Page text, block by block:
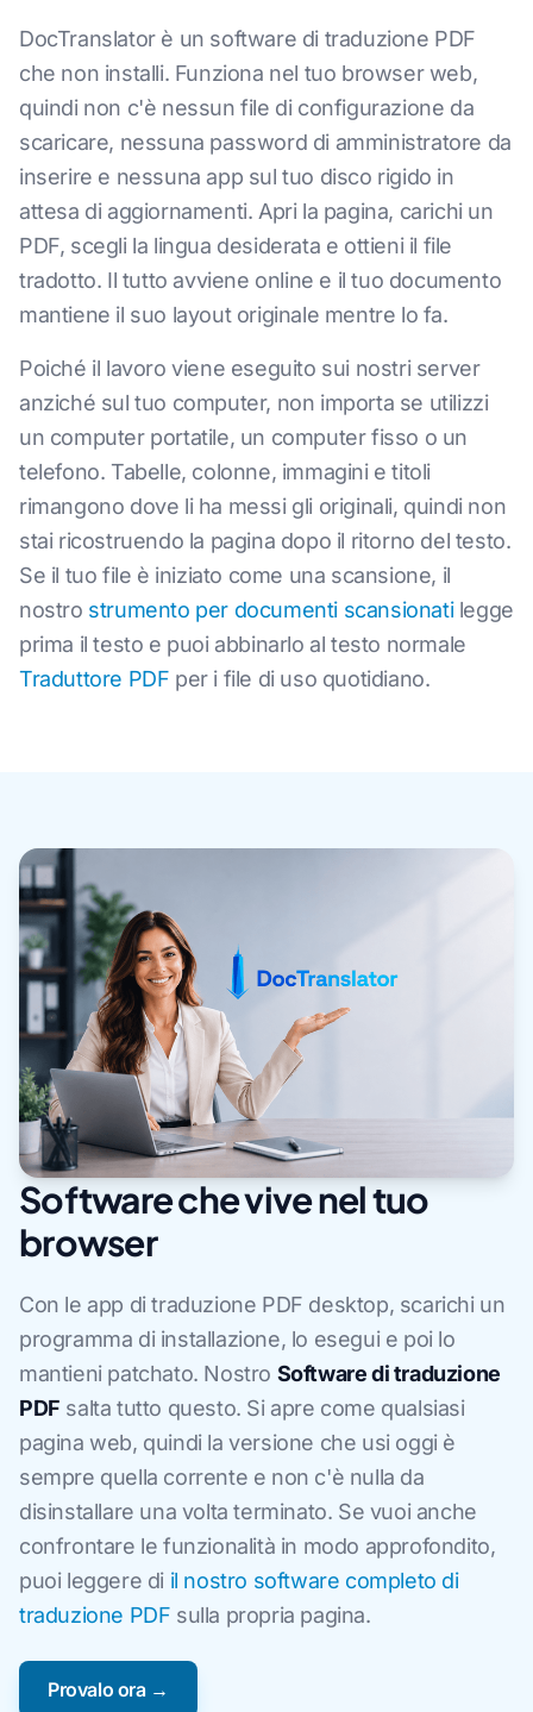
DocTranslator è un software di traduzione PDF
che non installi. Funziona nel tuo browser web,
quindi non c'è nessun file di configurazione da
scaricare, nessuna password di amministratore da
inserire e nessuna app sul tuo disco rigido in
attesa di aggiornamenti. Apri la pagina, carichi un
PDF, scegli la lingua desiderata e ottieni il file
tradotto. Il tutto avviene online e il tuo documento
mantiene il suo layout originale mentre lo fa.
Poiché il lavoro viene eseguito sui nostri server
anziché sul tuo computer, non importa se utilizzi
un computer portatile, un computer fisso o un
telefono. Tabelle, colonne, immagini e titoli
rimangono dove li ha messi gli originali, quindi non
stai ricostruendo la pagina dopo il ritorno del testo.
Se il tuo file è iniziato come una scansione, il
nostro strumento per documenti scansionatilegge
prima il testo e puoi abbinarlo al testo normale
Traduttore PDF per i file di uso quotidiano.
Software che vive nel tuo
browser
Con le app di traduzione PDF desktop, scarichi un
programma di installazione, lo esegui e poi lo
mantieni patchato. Nostro Software di traduzione
PDF salta tutto questo. Si apre come qualsiasi
pagina web, quindi la versione che usi oggi è
sempre quella corrente e non c'è nulla da
disinstallare una volta terminato. Se vuoi anche
confrontare le funzionalità in modo approfondito,
puoi leggere di il nostro software completo di
traduzione PDF sulla propria pagina.
Provalo ora →